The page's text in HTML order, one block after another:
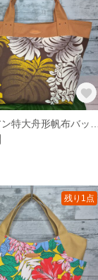
残り1点